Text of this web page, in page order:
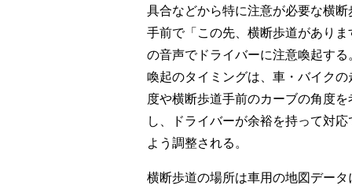
具合などから特に注意が必要な横断
手前で「この先、横断歩道がありま
の音声でドライバーに注意喚起する
喚起のタイミングは、車・バイクの
度や横断歩道手前のカーブの角度を
し、ドライバーが余裕を持って対応
よう調整される。
横断歩道の場所は車用の地図デー